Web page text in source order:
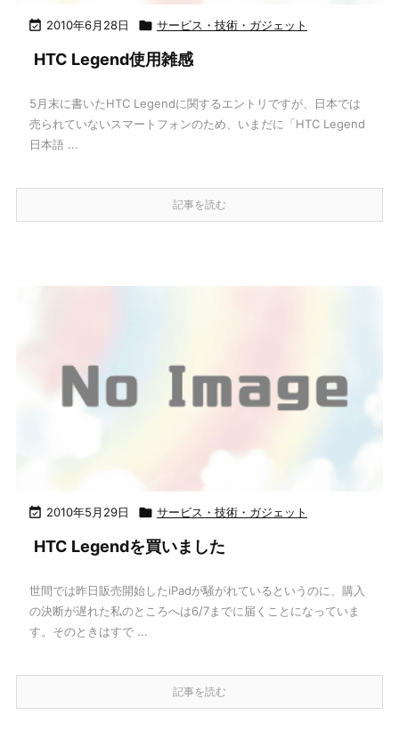
 2010年6月28日  サービス・技術・ガジェット
HTC Legend使用雑感
5月末に書いたHTC Legendに関するエントリですが、日本では
売られていないスマートフォンのため、いまだに「HTC Legend
日本語 ...
記事を読む
 2010年5月29日  サービス・技術・ガジェット
HTC Legendを買いました
世間では昨日販売開始したiPadが騒がれているというのに、購入
の決断が遅れた私のところへは6/7までに届くことになっていま
す。そのときはすで ...
記事を読む